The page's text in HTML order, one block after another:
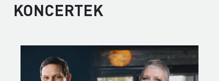
KONCERTEK